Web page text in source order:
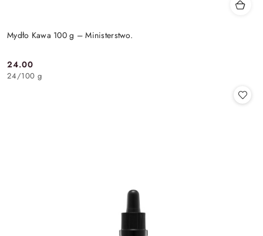
Mydło Kawa 100 g – Ministerstwo.
Cena:
24.00
24/100 g